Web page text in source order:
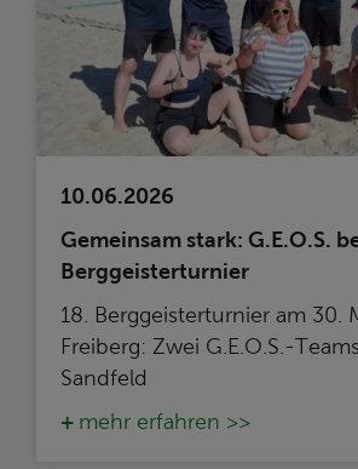
10.06.2026
Gemeinsam stark: G.E.O.S.
Berggeisterturnier
18. Berggeisterturnier am 30.
Freiberg: Zwei G.E.O.S.-
Sandfeld
mehr erfahren >>